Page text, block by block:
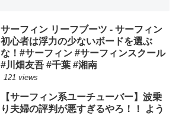
サーフィン リーフブーツ - サーフィン
初心者は浮力の少ないボードを選ぶ
な！#サーフィン #サーフィンスクール
#川畑友吾 #千葉 #湘南
121 views
【サーフィン系ユーチューバー】波乗
り夫婦の評判が悪すぎるやろ！！ よう